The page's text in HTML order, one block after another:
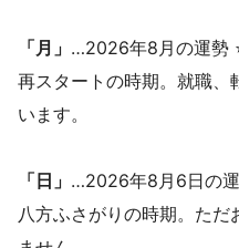
「月」 …2026年8月の運勢
再スタートの時期。就職、
います。
「日」 …2026年8月6日の
八方ふさがりの時期。ただ